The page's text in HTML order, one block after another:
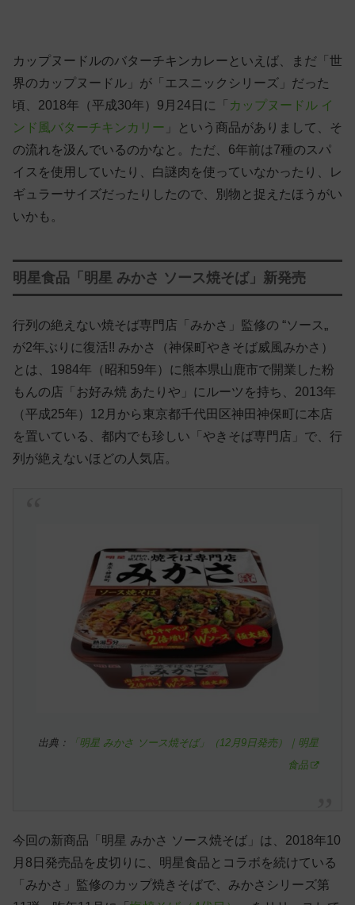
カップヌードルのバターチキンカレーといえば、まだ「世
界のカップヌードル」が「エスニックシリーズ」だった
頃、2018年（平成30年）9月24日に「 カップヌードル イ
ンド風バターチキンカリー 」という商品がありまして、そ
の流れを汲んでいるのかなと。ただ、6年前は7種のスパ
イスを使用していたり、白謎肉を使っていなかったり、レ
ギュラーサイズだったりしたので、別物と捉えたほうがい
いかも。
明星食品「明星 みかさ ソース焼そば」新発売
行列の絶えない焼そば専門店「みかさ」監修の “ソース„
が2年ぶりに復活!! みかさ（神保町やきそば威風みかさ）
とは、1984年（昭和59年）に熊本県山鹿市で開業した粉
もんの店「お好み焼 あたりや」にルーツを持ち、2013年
（平成25年）12月から東京都千代田区神田神保町に本店
を置いている、都内でも珍しい「やきそば専門店」で、行
列が絶えないほどの人気店。
出典：
「明星 みかさ ソース焼そば」（12月9日発売）｜明星
食品
今回の新商品「明星 みかさ ソース焼そば」は、2018年10
月8日発売品を皮切りに、明星食品とコラボを続けている
「みかさ」監修のカップ焼きそばで、みかさシリーズ第